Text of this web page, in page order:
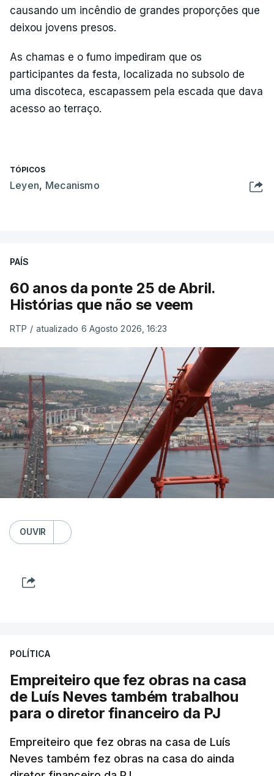
causando um incêndio de grandes proporções que
deixou jovens presos.
As chamas e o fumo impediram que os
participantes da festa, localizada no subsolo de
uma discoteca, escapassem pela escada que dava
acesso ao terraço.
TÓPICOS
Leyen, Mecanismo
PAÍS
60 anos da ponte 25 de Abril.
Histórias que não se veem
RTP / atualizado 6 Agosto 2026, 16:23
OUVIR
POLÍTICA
Empreiteiro que fez obras na casa
de Luís Neves também trabalhou
para o diretor financeiro da PJ
Empreiteiro que fez obras na casa de Luís
Neves também fez obras na casa do ainda